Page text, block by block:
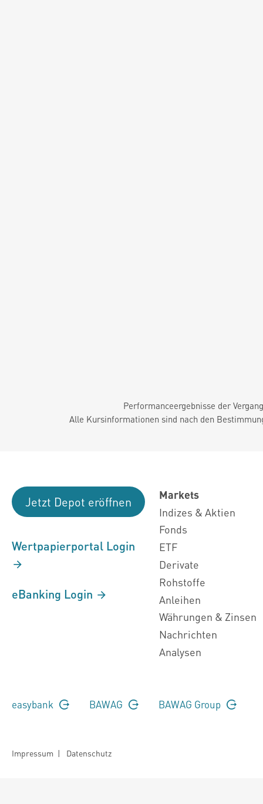
Performanceergebnisse der
Alle Kursinformationen sind nach den
Jetzt Depot eröffnen
Wertpapierportal Login
eBanking Login
Markets
Indizes & Aktien
Fonds
ETF
Derivate
Rohstoffe
Anleihen
Währungen & Zinsen
Nachrichten
Analysen
easybank BAWAG BAWAG Group
Impressum | Datenschutz